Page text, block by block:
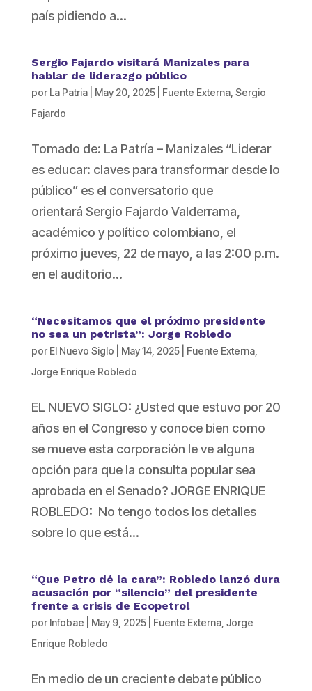
país pidiendo a...
Sergio Fajardo visitará Manizales para
hablar de liderazgo público
por La Patria| May 20, 2025| Fuente Externa, Sergio
Fajardo
Tomado de: La Patría – Manizales “Liderar
es educar: claves para transformar desde lo
público” es el conversatorio que
orientará Sergio Fajardo Valderrama,
académico y político colombiano, el
próximo jueves, 22 de mayo, a las 2:00 p.m.
en el auditorio...
“Necesitamos que el próximo presidente
no sea un petrista”: Jorge Robledo
por El Nuevo Siglo May 14, 2025| Fuente Externa,
Jorge Enrique Robledo
EL NUEVO SIGLO: ¿Usted que estuvo por 20
años en el Congreso y conoce bien como
se mueve esta corporación le ve alguna
opción para que la consulta popular sea
aprobada en el Senado? JORGE ENRIQUE
ROBLEDO: No tengo todos los detalles
sobre lo que está...
“Que Petro dé la cara”: Robledo lanzó dura
acusación por “silencio” del presidente
frente a crisis de Ecopetrol
por Infobae May 9, 2025| Fuente Externa, Jorge
Enrique Robledo
En medio de un creciente debate público